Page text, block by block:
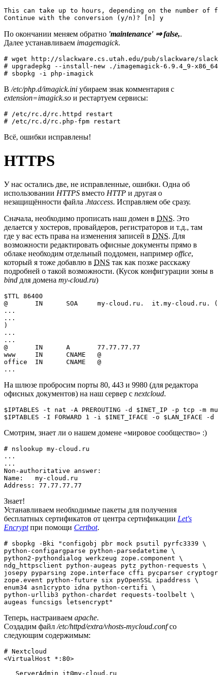
This can take up to hours, depending on the number
Continue with the conversion (y/n)? [n] y
По окончании меняем обратно 'maintenance' ⇒ false,.
Далее устанавливаем imagemagick.
# wget http://slackware.cs.utah.edu/pub/slackware/
# upgradepkg --install-new ./imagemagick-6.9.4_9-
# sbopkg -i php-imagick
В /etc/php.d/imagick.ini убираем знак комментария с
extension=imagick.so и рестартуем сервисы:
# /etc/rc.d/rc.httpd restart
# /etc/rc.d/rc.php-fpm restart
Всё, ошибки исправлены!
HTTPS
У нас остались две, не исправленные, ошибки. Одна об
использовании HTTPS вместо HTTP и другая о
незащищённости файла .htaccess. Исправляем обе сразу.
Сначала, необходимо прописать наш домен в DNS. Это
делается у хостеров, провайдеров, регистраторов и т.д., там
где у вас есть права на изменения записей в DNS. Для
возможности редактировать офисные документы прямо в
облаке необходим отдельный поддомен, например office,
который я тоже добавлю в DNS так как позже расскажу
подробней о такой возможности. (Кусок конфигурации зоны в
bind для домена my-cloud.ru)
$TTL 86400
@       IN      SOA     my-cloud.ru.  it.my-cloud.ru. (
...
...
)
...
...
@       IN      A       77.77.77.77
www     IN      CNAME   @
office  IN      CNAME   @
...
На шлюзе пробросим порты 80, 443 и 9980 (для редактора
офисных документов) на наш сервер с nextcloud.
$IPTABLES -t nat -A PREROUTING -d $INET_IP -p tcp
$IPTABLES -I FORWARD 1 -i $INET_IFACE -o
Смотрим, знает ли о нашем домене «мировое сообщество» :)
# nslookup my-cloud.ru
...
...
Non-authoritative answer:
Name:   my-cloud.ru
Address: 77.77.77.77
Знает!
Устанавливаем необходимые пакеты для получения
бесплатных сертификатов от центра сертификации Let's
Encryptпри помощи Certbot.
# sbopkg -Bki "configobj pbr mock psutil pyrfc3339 \
python-configargparse python-parsedatetime \
python2-pythondialog werkzeug zope.component \
ndg_httpsclient python-augeas pytz python-requests \
josepy pyparsing zope.interface cffi pycparser
zope.event python-future six pyOpenSSL ipaddress \
enum34 asn1crypto idna python-certifi \
python-urllib3 python-chardet requests-toolbelt \
augeas funcsigs letsencrypt"
Теперь, настраиваем apache.
Создадим файл/etc/httpd/extra/vhosts-mycloud.confсо
следующим содержимым:
# Nextcloud
<VirtualHost *: 80>
ServerAdmin it@my-cloud.ru